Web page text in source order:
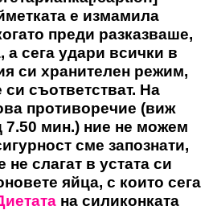
е измамила
преди разказваше,
а сега удари всички в
си хранителен режим,
съответстват. На
противоречие (виж
7.50 мин.) ние не можем
сме запознати,
не слагат в устата си
яйца, с които сега
на силиконката